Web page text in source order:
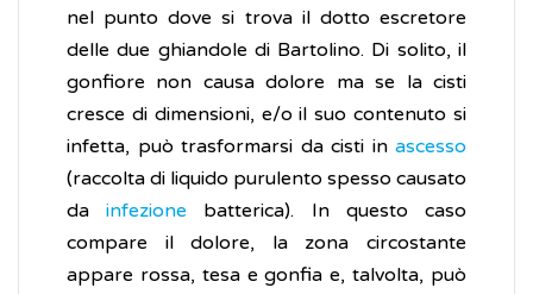
nel punto dove si trova il dotto escretore
delle due ghiandole di Bartolino. Di solito, il
gonfiore non causa dolore ma se la cisti
cresce di dimensioni, e/o il suo contenuto si
infetta, può trasformarsi da cisti in ascesso
(raccolta di liquido purulento spesso causato
dainfezione batterica). In questo caso
compare il dolore, la zona circostante
appare rossa, tesa e gonfia e, talvolta, può